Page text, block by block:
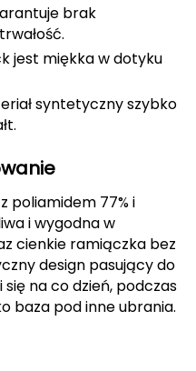
brak
jest miękka w dotyku
syntetyczny szybko
poliamidem 77% i
i wygodna w
cienkie ramiączka bez
design pasujący do
na co dzień, podczas
baza pod inne ubrania.